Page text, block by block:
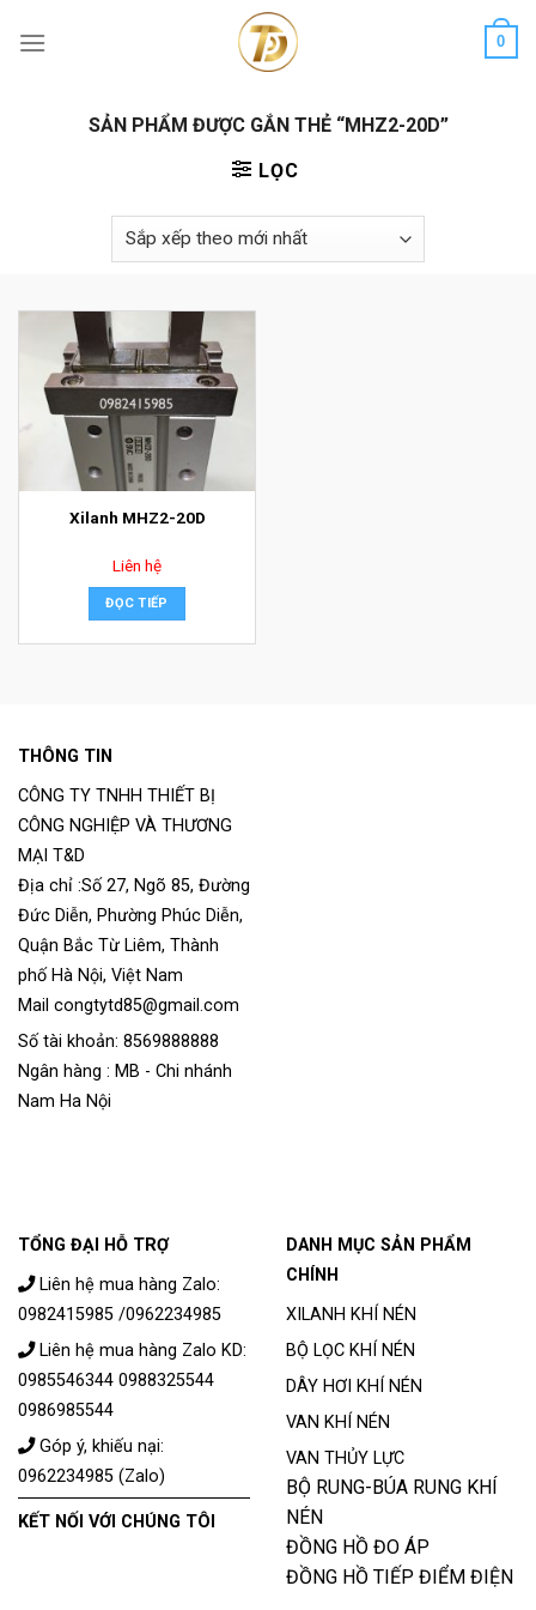
0
SẢN PHẨM ĐƯỢC GẮN THẺ “MHZ2-20D”
LỌC
Xilanh MHZ2-20D
Liên hệ
ĐỌC TIẾP
THÔNG TIN
CÔNG TY TNHH THIẾT BỊ
CÔNG NGHIỆP VÀ THƯƠNG
MẠI T&D
Địa chỉ :Số 27, Ngõ 85, Đường
Đức Diễn, Phường Phúc Diễn,
Quận Bắc Từ Liêm, Thành
phố Hà Nội, Việt Nam
Mail congtytd85@gmail.com
Số tài khoản: 8569888888
Ngân hàng : MB - Chi nhánh
Nam Ha Nội
TỔNG ĐẠI HỖ TRỢ
Liên hệ mua hàng Zalo:
0982415985 /0962234985
Liên hệ mua hàng Zalo KD:
0985546344 0988325544
0986985544
Góp ý, khiếu nại:
0962234985 (Zalo)
KẾT NỐI VỚI CHÚNG TÔI
DANH MỤC SẢN PHẨM
CHÍNH
XILANH KHÍ NÉN
BỘ LỌC KHÍ NÉN
DÂY HƠI KHÍ NÉN
VAN KHÍ NÉN
VAN THỦY LỰC
BỘ RUNG-BÚA RUNG KHÍ
NÉN
ĐỒNG HỒ ĐO ÁP
ĐỒNG HỒ TIẾP ĐIỂM ĐIỆN